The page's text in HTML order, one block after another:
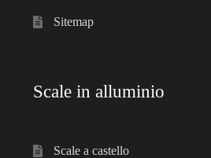
Sitemap
Scale in alluminio
Scale a castello